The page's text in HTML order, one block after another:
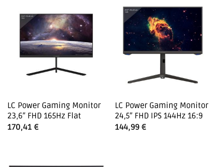
LC Power Gaming Monitor
23,6″ FHD 165Hz Flat
170,41 €
LC Power Gaming Monitor
24,5″ FHD IPS 144Hz 16:9
144,99 €